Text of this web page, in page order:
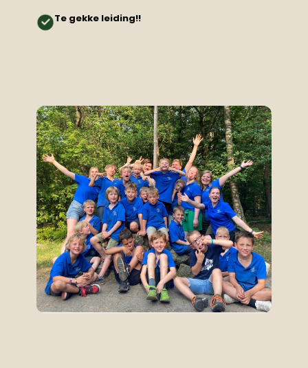
Te gekke leiding!!